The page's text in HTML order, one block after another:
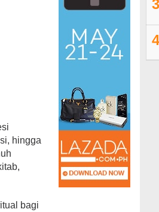
hingga
bagi
3
4